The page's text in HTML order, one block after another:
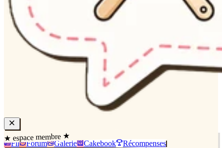
★ espace membre ★
Fil Forum Galerie Cakebook Récompenses